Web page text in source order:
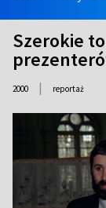
Szerokie
2000 | reportaż